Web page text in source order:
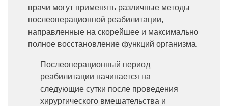
врачи могут применять различные методы
послеоперационной реабилитации,
направленные на скорейшее и максимально
полное восстановление функций организма.
Послеоперационный период
реабилитации начинается на
следующие сутки после проведения
хирургического вмешательства и